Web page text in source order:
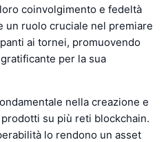
coinvolgimento e fedeltà
un ruolo cruciale nel premiare
ai tornei, promuovendo
per la sua
nella creazione e
su più reti blockchain.
lo rendono un asset